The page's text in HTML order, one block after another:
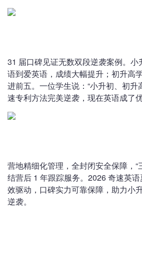
31 届口碑见证无数双段逆袭案例。
语到爱英语，成绩大幅提升；初升高
进前五。一位学生说：“小升初、初
速专利方法完美逆袭，现在英语成了
营地精细化管理，全封闭安全保障，“
结营后 1 年跟踪服务。2026 奇速英
效驱动，口碑实力可靠保障，助力小
逆袭。